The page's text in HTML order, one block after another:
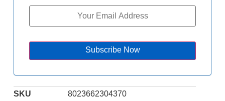
Subscribe Now
SKU
8023662304370